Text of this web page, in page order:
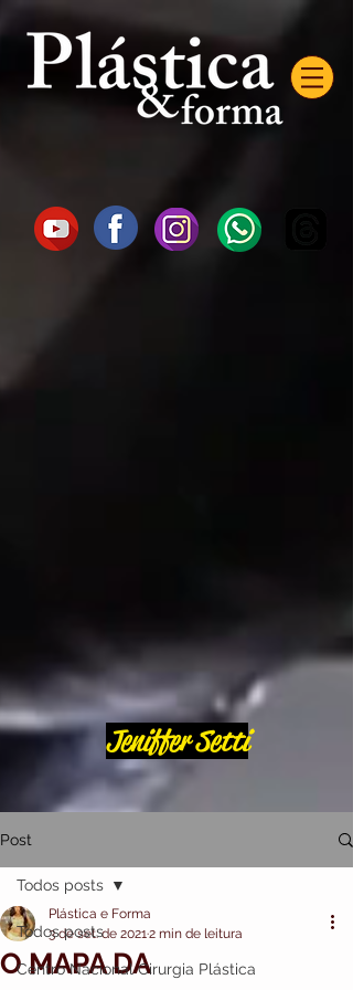
Jeniffer Setti
Post
Todos posts
Centro Nacional Cirurgia Plástica
Todos posts
O MAPA DA
Plástica e Forma
3 de set. de 20212 min de leitura